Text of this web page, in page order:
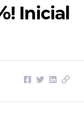
Inicial